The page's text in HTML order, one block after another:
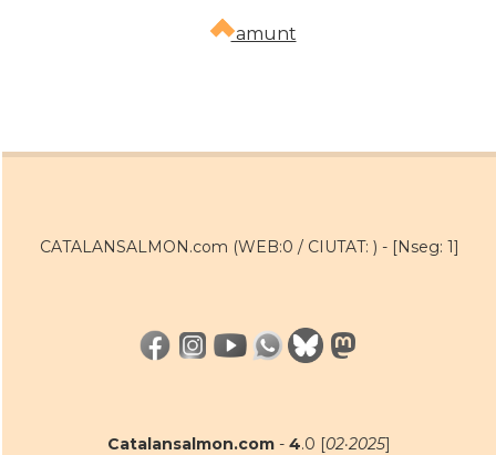
amunt
CATALANSALMON.com (WEB:0 / CIUTAT: ) - [Nseg: 1]
Catalansalmon.com - 4.0 [02·2025]